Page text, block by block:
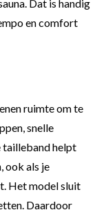
Dat is handig
en comfort
ruimte om te
snelle
tailleband helpt
ook als je
Het model sluit
Daardoor